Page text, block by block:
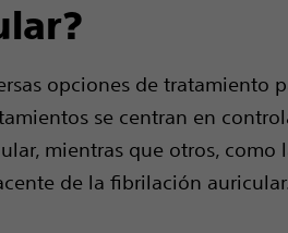
opciones de tratamiento
se centran en
mientras que otros,
de la fibrilación